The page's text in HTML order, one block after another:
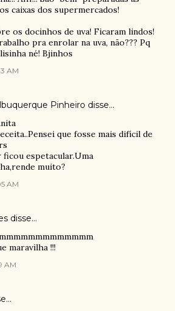
caixas dos supermercados!
os docinhos de uva! Ficaram lindos!
pra enrolar na uva, não??? Pq
né! Bjinhos
AM
Pinheiro disse…
que fosse mais difícil de
ficou espetacular.Uma
muito?
AM
disse…
maravilha !!!
AM